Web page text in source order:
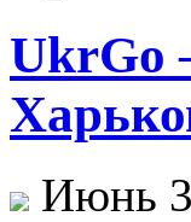
UkrGo
Июнь